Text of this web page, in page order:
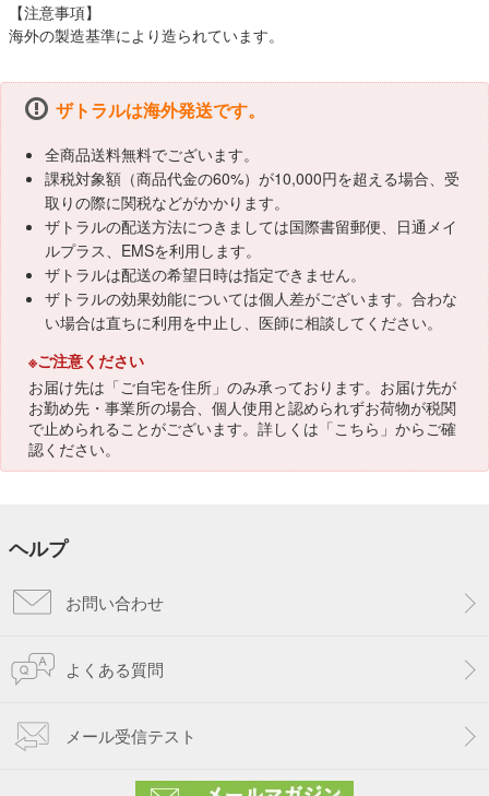
【注意事項】
海外の製造基準により造られています。
ザトラルは海外発送です。
全商品送料無料でございます。
課税対象額（商品代金の60%）が10,000円を超える場合、受
取りの際に関税などがかかります。
ザトラルの配送方法につきましては国際書留郵便、日通メイ
ルプラス、EMSを利用します。
ザトラルは配送の希望日時は指定できません。
ザトラルの効果効能については個人差がございます。合わな
い場合は直ちに利用を中止し、医師に相談してください。
※ご注意ください
お届け先は「ご自宅を住所」のみ承っております。お届け先が
お勤め先・事業所の場合、個人使用と認められずお荷物が税関
で止められることがございます。詳しくは「こちら 」からご確
認ください。
ヘルプ
お問い合わせ
よくある質問
メール受信テスト